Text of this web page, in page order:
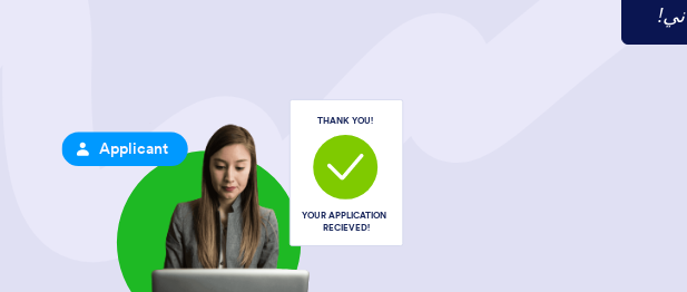
في عام 2008، جعل ISO 32000 ملف PDF تنسيقًا إلكترونيًا قياسيًا للمستند ويتضمن إرشادات حول كيفية استخدام التوقيعات الرقمية في ملفات PDF للتحقق من هوية
Applicant
YOUR APPLICATION
RECIEVED!
THANK YOU!